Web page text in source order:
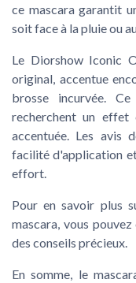
ce mascara garantit
soit face à la pluie ou
Le Diorshow Iconic
original, accentue
brosse incurvée.
recherchent un effet
accentuée. Les avis
facilité d'application
effort.
Pour en savoir plus
mascara, vous
des conseils précieux.
En somme, le